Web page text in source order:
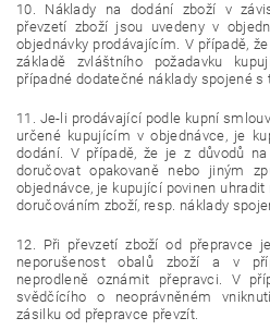
10. Náklady na dodání zboží v
převzetí zboží jsou uvedeny v
objednávky prodávajícím. V případě,
základě zvláštního požadavku
případné dodatečné náklady spojené
11. Je-li prodávající podle kupní
určené kupujícím v objednávce, je
dodání. V případě, že je z důvodů
doručovat opakovaně nebo jiným
objednávce, je kupující povinen
doručováním zboží, resp. náklady
12. Při převzetí zboží od přepravce
neporušenost obalů zboží a v
neprodleně oznámit přepravci. V
svědčícího o neoprávněném
zásilku od přepravce převzít.